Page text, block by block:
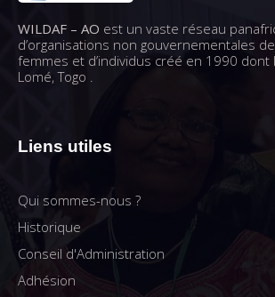
WILDAF – AO est un vaste réseau
d’organisations non gouvernementales
femmes et d’individus créé en 1990 dont
Lomé, Togo .
Liens utiles
Qui sommes-nous ?
Historique
Conseil d'Administration
Adhésion